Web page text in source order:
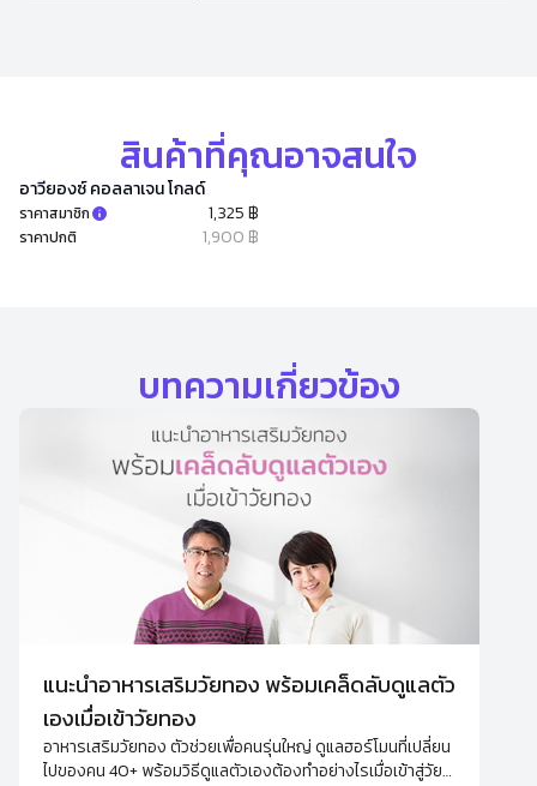
สินค้าที่คุณอาจสนใจ
อาวียองซ์ คอลลาเจน โกลด์
ราคาสมาชิก 1,325 ฿
ราคาปกติ 1,900 ฿
บทความเกี่ยวข้อง
แนะนำอาหารเสริมวัยทอง พร้อมเคล็ดลับดูแลตัว
เองเมื่อเข้าวัยทอง
อาหารเสริมวัยทอง ตัวช่วยเพื่อคนรุ่นใหญ่ ดูแลฮอร์โมนที่เปลี่ยน
ไปของคน 40+ พร้อมวิธีดูแลตัวเองต้องทำอย่างไรเมื่อเข้าสู่วัย